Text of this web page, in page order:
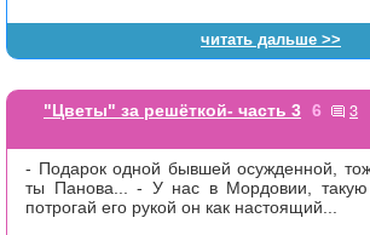
читать дальше >>
"Цветы" за решёткой- часть 3 6 3
- Подарок одной бывшей осужденной,
ты Панова... - У нас в Мордовии,
потрогай его рукой он как настоящий...